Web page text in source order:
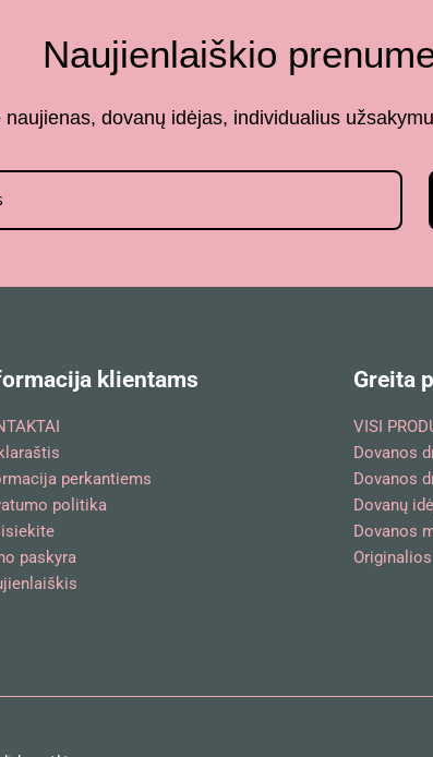
Naujienlaiškio
naujienas, dovanų idėjas, individualius
klientams
perkantiems
politika
paskyra
Greita
VISI
Dovanos
Dovanos
Dovanų
Dovanos